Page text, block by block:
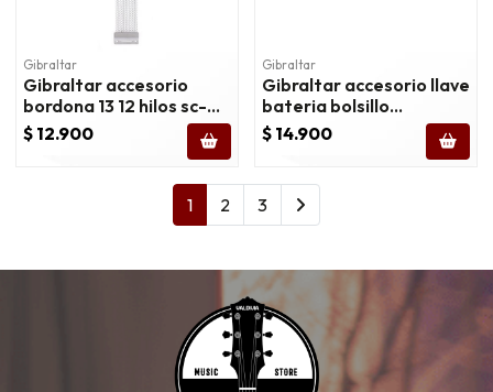
Gibraltar
Gibraltar accesorio
bordona 13 12 hilos sc-
360a
$ 12.900
Gibraltar
Gibraltar accesorio llave
bateria bolsillo
multipropósito sc-gpmt
$ 14.900
1 2 3